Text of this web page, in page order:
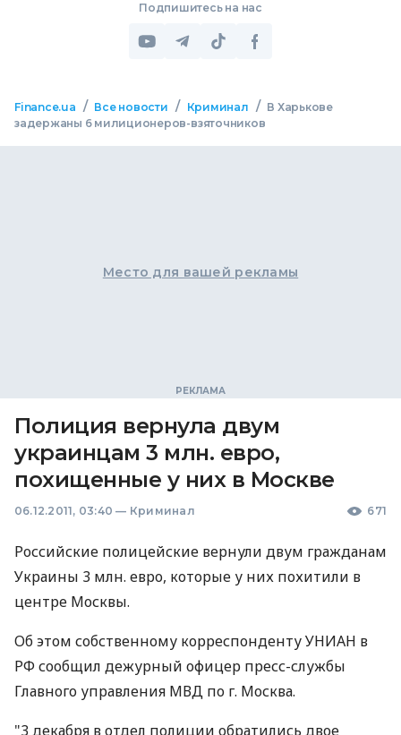
Подпишитесь на нас
Finance.ua / Все новости / Криминал / В Харькове
задержаны 6 милиционеров-взяточников
Место для вашей рекламы
Полиция вернула двум
украинцам 3 млн. евро,
похищенные у них в Москве
06.12.2011, 03:40 — Криминал 671
Российские полицейские вернули двум гражданам
Украины 3 млн. евро, которые у них похитили в
центре Москвы.
Об этом собственному корреспонденту УНИАН в
РФ сообщил дежурный офицер пресс-службы
Главного управления МВД по г. Москва.
"3 декабря в отдел полиции обратились двое